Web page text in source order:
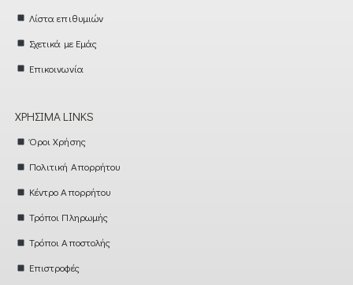
Λίστα επιθυμιών
Σχετικά με Εμάς
Επικοινωνία
ΧΡΉΣΙΜΑ LINKS
Όροι Χρήσης
Πολιτική Απορρήτου
Κέντρο Απορρήτου
Τρόποι Πληρωμής
Τρόποι Αποστολής
Επιστροφές